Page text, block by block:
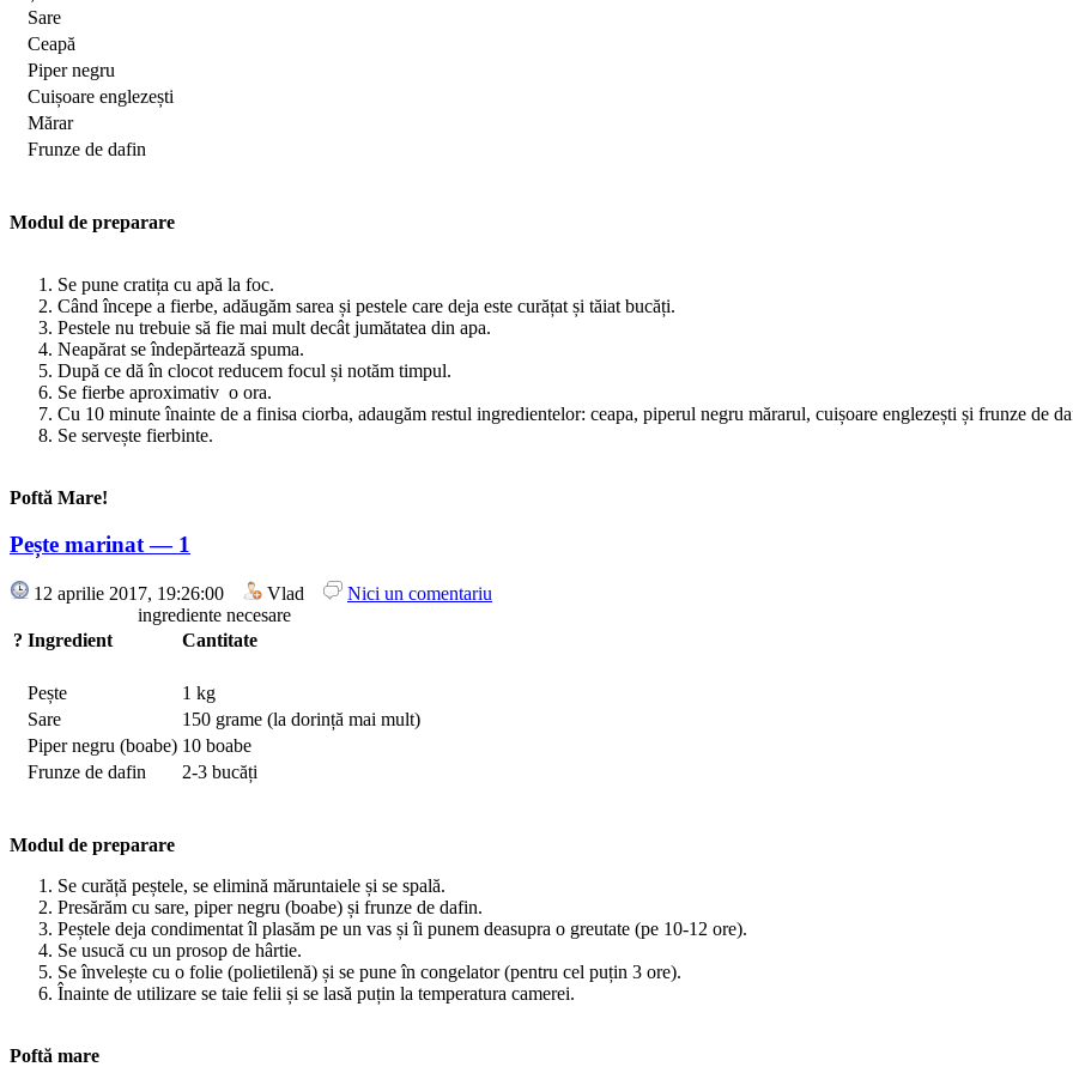
Sare
Ceapă
Piper negru
Cuișoare englezești
Mărar
Frunze de dafin
Modul de preparare
Se pune cratița cu apă la foc.
Când începe a fierbe, adăugăm sarea și pestele care deja este curățat și tăiat bucăți.
Pestele nu trebuie să fie mai mult decât jumătatea din apa.
Neapărat se îndepărtează spuma.
După ce dă în clocot reducem focul și notăm timpul.
Se fierbe aproximativ o ora.
Cu 10 minute înainte de a finisa ciorba, adaugăm restul ingredientelor: ceapa, piperul negru mărarul, cuișoare englezești și frunze de
Se servește fierbinte.
Poftă Mare!
Pește marinat — 1
12 aprilie 2017, 19:26:00 Vlad
Nici un comentariu
ingrediente necesare
? Ingredient Cantitate
Pește
1 kg
Sare
150 grame (la dorință mai mult)
Piper negru (boabe) 10 boabe
Frunze de dafin
2-3 bucăți
Modul de preparare
Se curăță peștele, se elimină măruntaiele și se spală.
Presărăm cu sare, piper negru (boabe) și frunze de dafin.
Peștele deja condimentat îl plasăm pe un vas și îi punem deasupra o greutate (pe 10-12 ore).
Se usucă cu un prosop de hârtie.
Se învelește cu o folie (polietilenă) și se pune în congelator (pentru cel puțin 3 ore).
Înainte de utilizare se taie felii și se lasă puțin la temperatura camerei.
Poftă mare